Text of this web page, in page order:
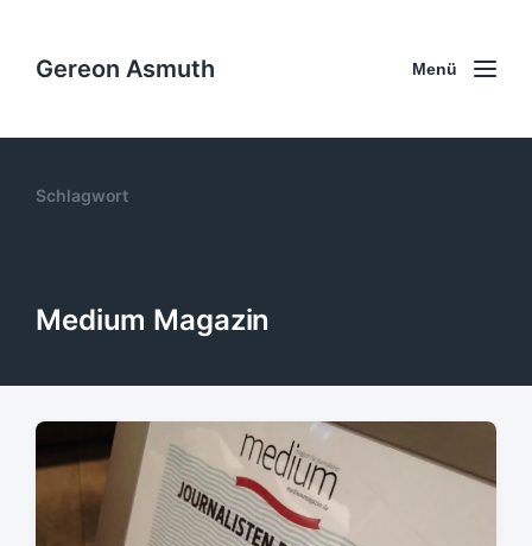
Gereon Asmuth Menü
Schlagwort
Medium Magazin